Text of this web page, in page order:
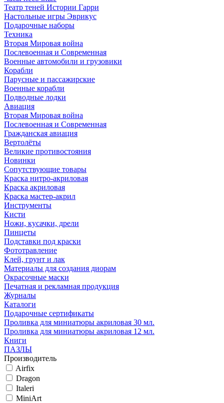
Театр теней Истории Гарри
Настольные игры Эврикус
Подарочные наборы
Техника
Вторая Мировая война
Послевоенная и Современная
Военные автомобили и грузовики
Корабли
Парусные и пассажирские
Военные корабли
Подводные лодки
Авиация
Вторая Мировая война
Послевоенная и Современная
Гражданская авиация
Вертолёты
Великие противостояния
Новинки
Сопутствующие товары
Краска нитро-акриловая
Краска акриловая
Краска мастер-акрил
Инструменты
Кисти
Ножи, кусачки, дрели
Пинцеты
Подставки под краски
Фототравление
Клей, грунт и лак
Материалы для создания диорам
Окрасочные маски
Печатная и рекламная продукция
Журналы
Каталоги
Подарочные сертификаты
Проливка для миниатюры акриловая 30 мл.
Проливка для миниатюры акриловая 12 мл.
Книги
ПАЗЛЫ
Производитель
Airfix
Dragon
Italeri
MiniArt